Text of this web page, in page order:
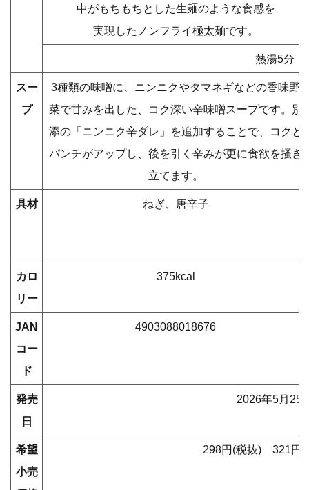
中がもちもちとした生麺のような食感を
実現したノンフライ極太麺です。
熱湯5分
スー
プ
3種類の味噌に、ニンニクやタマネギなどの香味野
菜で甘みを出した、コク深い辛味噌スープです。別
添の「ニンニク辛ダレ」を追加することで、コクと
パンチがアップし、後を引く辛みが更に食欲を掻き
立てます。
具材 ねぎ、唐辛子
カロ
リー
375kcal
JAN
コー
ド
4903088018676
発売
日
2026年5月25
希望
小売
298円(税抜) 321円